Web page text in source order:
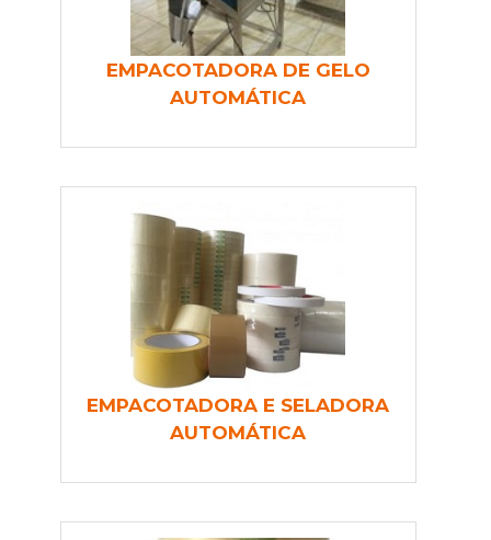
EMPACOTADORA DE GELO
AUTOMÁTICA
EMPACOTADORA E SELADORA
AUTOMÁTICA